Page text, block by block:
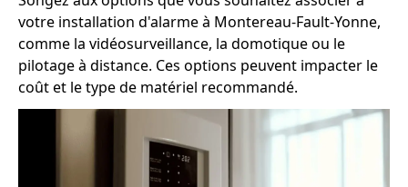
votre installation d'alarme à Montereau-Fault-Yonne,
comme la vidéosurveillance, la domotique ou le
pilotage à distance. Ces options peuvent impacter le
coût et le type de matériel recommandé.